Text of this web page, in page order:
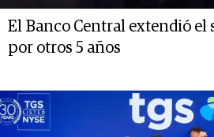
El Banco Central extendió el
por otros 5 años